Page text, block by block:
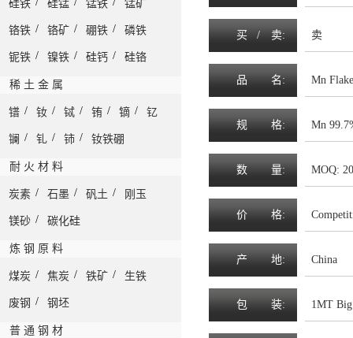
硅铁 硅锰 锰铁 锰矿
铬铁 / 铬矿 / 硼铁 / 磷铁
铌铁 / 镍铁 / 硅钙 / 硅铬
稀 土 金 属
镨 / 钕 / 铽 / 铕 / 镝 / 钇
镧 / 钆 / 铈 / 钕铁硼
耐 火 材 料
炭素 / 石墨 / 矾土 / 刚玉
镁砂 / 碳化硅
炼 钢 原 料
煤炭 / 焦炭 / 铁矿 / 生铁
废钢 / 钢坯
普 通 钢 材
买 / 卖: 卖
品 名 : Mn Flake
规 格: Mn
数 量: MOQ:
价 格:
产 地: China
包 装: 1MT Big